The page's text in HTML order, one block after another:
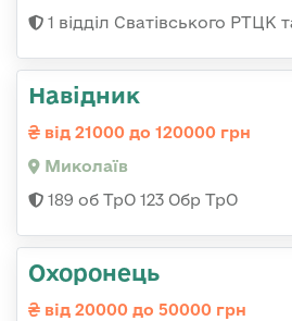
1 відділ Сватівського РТЦК
Навідник
від 21000 до 120000 грн
Миколаїв
189 об ТрО 123 Обр ТрО
Охоронець
від 20000 до 50000 грн